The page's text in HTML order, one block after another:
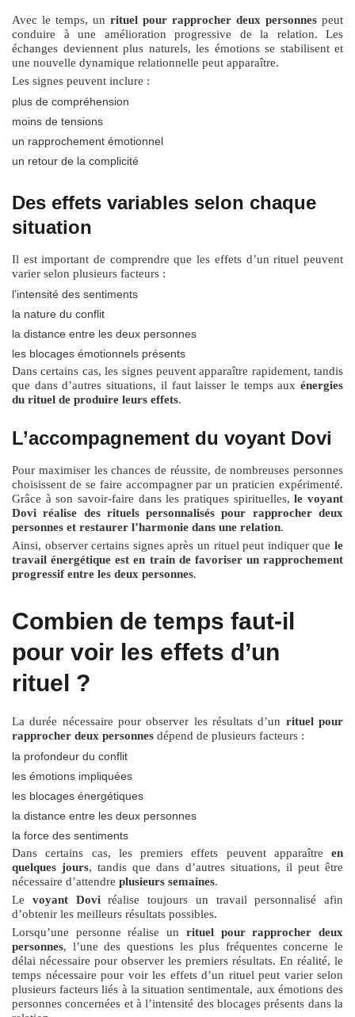
Avec le temps, un rituel pour rapprocher deux personnes peut
conduire à une amélioration progressive de la relation. Les
échanges deviennent plus naturels, les émotions se stabilisent et
une nouvelle dynamique relationnelle peut apparaître.
Les signes peuvent inclure :
plus de compréhension
moins de tensions
un rapprochement émotionnel
un retour de la complicité
Des effets variables selon chaque
situation
Il est important de comprendre que les effets d’un rituel peuvent
varier selon plusieurs facteurs :
l’intensité des sentiments
la nature du conflit
la distance entre les deux personnes
les blocages émotionnels présents
Dans certains cas, les signes peuvent apparaître rapidement, tandis
que dans d’autres situations, il faut laisser le temps aux énergies
du rituel de produire leurs effets.
L’accompagnement du voyant Dovi
Pour maximiser les chances de réussite, de nombreuses personnes
choisissent de se faire accompagner par un praticien expérimenté.
Grâce à son savoir-faire dans les pratiques spirituelles,le voyant
Dovi réalise des rituels personnalisés pour rapprocher deux
personnes et restaurer l’harmonie dans une relation.
Ainsi, observer certains signes après un rituel peut indiquer que le
travail énergétique est en train de favoriser un rapprochement
progressif entre les deux personnes.
Combien de temps faut-il
pour voir les effets d’un
rituel ?
La durée nécessaire pour observer les résultats d’un rituel pour
rapprocher deux personnes dépend de plusieurs facteurs :
la profondeur du conflit
les émotions impliquées
les blocages énergétiques
la distance entre les deux personnes
la force des sentiments
Dans certains cas, les premiers effets peuvent apparaître en
quelques jours, tandis que dans d’autres situations, il peut être
nécessaire d’attendre plusieurs semaines.
Le voyant Doviréalise toujours un travail personnalisé afin
d’obtenir les meilleurs résultats possibles.
Lorsqu’une personne réalise un rituel pour rapprocher deux
personnes, l’une des questions les plus fréquentes concerne le
délai nécessaire pour observer les premiers résultats. En réalité, le
temps nécessaire pour voir les effets d’un rituel peut varier selon
plusieurs facteurs liés à la situation sentimentale, aux émotions des
personnes concernées et à l’intensité des blocages présents dans la